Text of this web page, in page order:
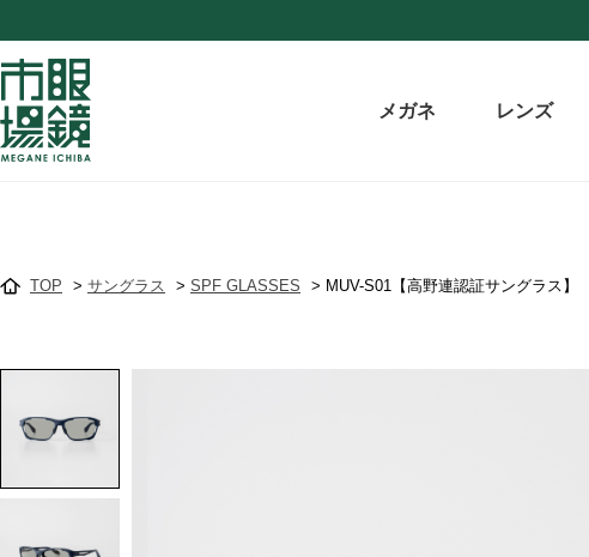
メガネ レンズ
TOP > サングラス > SPF GLASSES > MUV-S01【高野連認証サングラス】